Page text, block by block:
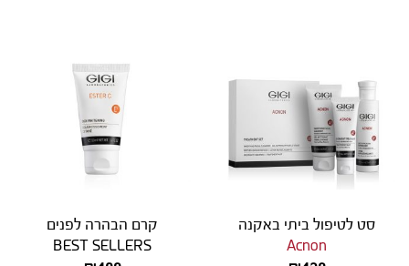
סט לטיפול ביתי באקנה
Acnon
קרם הבהרה לפנים
BEST SELLERS